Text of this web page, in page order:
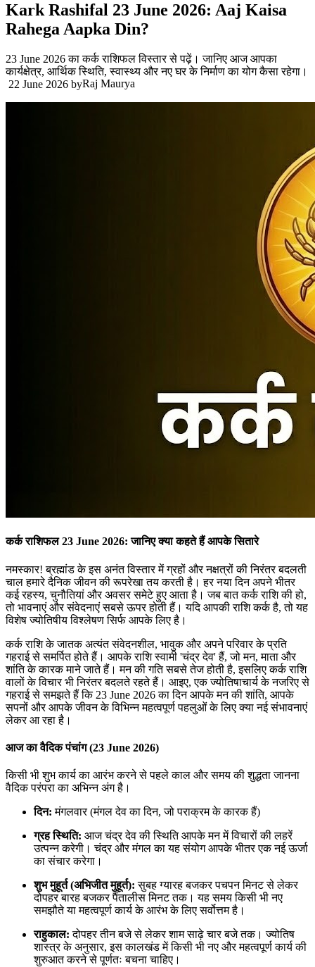
Kark Rashifal 23 June 2026: Aaj Kaisa
Rahega Aapka Din?
23 June 2026 का कर्क राशिफल विस्तार से पढ़ें। जानिए आज आपका
कार्यक्षेत्र, आर्थिक स्थिति, स्वास्थ्य और नए घर के निर्माण का योग कैसा रहेगा।
22 June 2026 byRaj Maurya
कर्क राशिफल 23 June 2026: जानिए क्या कहते हैं आपके सितारे
नमस्कार! ब्रह्मांड के इस अनंत विस्तार में ग्रहों और नक्षत्रों की निरंतर बदलती
चाल हमारे दैनिक जीवन की रूपरेखा तय करती है। हर नया दिन अपने भीतर
कई रहस्य, चुनौतियां और अवसर समेटे हुए आता है। जब बात कर्क राशि की हो,
तो भावनाएं और संवेदनाएं सबसे ऊपर होती हैं। यदि आपकी राशि कर्क है, तो यह
विशेष ज्योतिषीय विश्लेषण सिर्फ आपके लिए है।
कर्क राशि के जातक अत्यंत संवेदनशील, भावुक और अपने परिवार के प्रति
गहराई से समर्पित होते हैं। आपके राशि स्वामी 'चंद्र देव' हैं, जो मन, माता और
शांति के कारक माने जाते हैं। मन की गति सबसे तेज होती है, इसलिए कर्क राशि
वालों के विचार भी निरंतर बदलते रहते हैं। आइए, एक ज्योतिषाचार्य के नजरिए से
गहराई से समझते हैं कि 23 June 2026 का दिन आपके मन की शांति, आपके
सपनों और आपके जीवन के विभिन्न महत्वपूर्ण पहलुओं के लिए क्या नई संभावनाएं
लेकर आ रहा है।
आज का वैदिक पंचांग (23 June 2026)
किसी भी शुभ कार्य का आरंभ करने से पहले काल और समय की शुद्धता जानना
वैदिक परंपरा का अभिन्न अंग है।
दिन: मंगलवार (मंगल देव का दिन, जो पराक्रम के कारक हैं)
ग्रह स्थिति: आज चंद्र देव की स्थिति आपके मन में विचारों की लहरें
उत्पन्न करेगी। चंद्र और मंगल का यह संयोग आपके भीतर एक नई ऊर्जा
का संचार करेगा।
शुभ मुहूर्त (अभिजीत मुहूर्त): सुबह ग्यारह बजकर पचपन मिनट से लेकर
दोपहर बारह बजकर पैंतालीस मिनट तक। यह समय किसी भी नए
समझौते या महत्वपूर्ण कार्य के आरंभ के लिए सर्वोत्तम है।
राहुकाल: दोपहर तीन बजे से लेकर शाम साढ़े चार बजे तक। ज्योतिष
शास्त्र के अनुसार, इस कालखंड में किसी भी नए और महत्वपूर्ण कार्य की
शुरुआत करने से पूर्णतः बचना चाहिए।